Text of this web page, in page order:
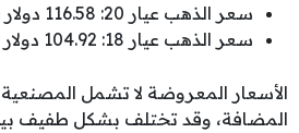
سعر الذهب عيار 20: 116.58 دولار (9,417.84 ليك ألباني)
سعر الذهب عيار 18: 104.92 دولار (8,476.06 ليك ألباني)
الأسعار المعروضة لا تشمل المصنعية
المضافة، وقد تختلف بشكل طفيف بين